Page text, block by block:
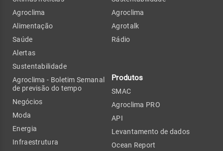
Agroclima
Alimentação
Saúde
Alertas
Sustentabilidade
Agroclima - Boletim Semanal
de previsão do tempo
Negócios
Moda
Energia
Infraestrutura
Agroclima
Agrotalk
Rádio
Produtos
SMAC
Agroclima PRO
API
Levantamento de dados
Ocean Report